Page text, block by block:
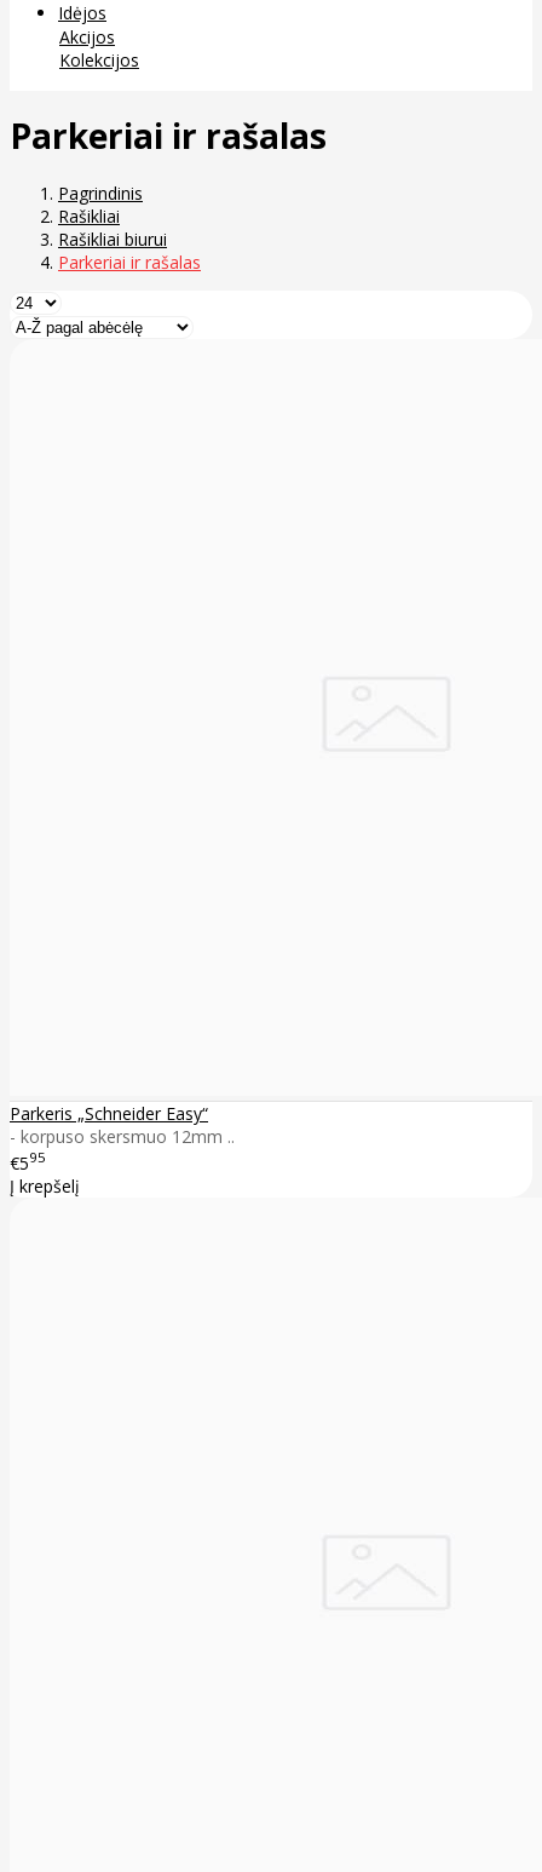
Idėjos
Akcijos
Kolekcijos
Parkeriai ir rašalas
Pagrindinis
Rašikliai
Rašikliai biurui
Parkeriai ir rašalas
Parkeris „Schneider Easy“
- korpuso skersmuo 12mm ..
€595
Į krepšelį